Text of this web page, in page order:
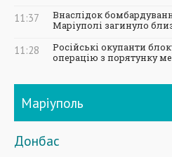
11:37
Внаслідок
Маріуполі загинуло
11:28
Російські окупанти
операцію з порятунку
Маріуполь
Донбас